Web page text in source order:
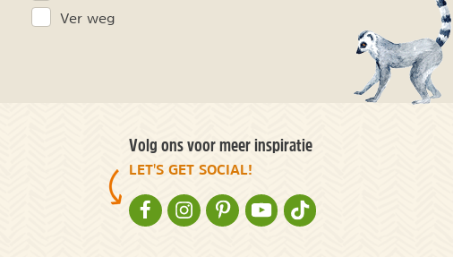
Ver weg
Volg ons voor meer inspiratie
LET'S GET SOCIAL!
NATURESCANNER OP FACEBOOK
NATURESCANNER OP INSTAGRAM
NATURESCANNER OP PINTEREST
NATURESCANNER OP YOUTUBE
NATURESCANNER OP